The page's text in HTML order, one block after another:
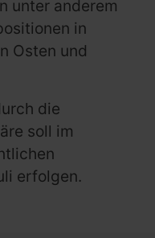
unter anderem
in
Osten und
die
soll im
erfolgen.